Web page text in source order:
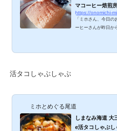
マコーヒー焙煎
https://onomichi-
「ミホさん、今日
ーヒーさんが昨日か
報。それならと行っ
活タコしゃぶしゃぶ
ミホとめぐる尾道
しまなみ海道 大
e活タコしゃぶ